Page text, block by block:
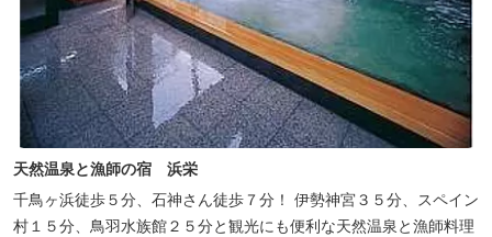
天然温泉と漁師の宿 浜栄
千鳥ヶ浜徒歩５分、石神さん徒歩７分！ 伊勢神宮３５分、スペイン
村１５分、鳥羽水族館２５分と観光にも便利な天然温泉と漁師料理